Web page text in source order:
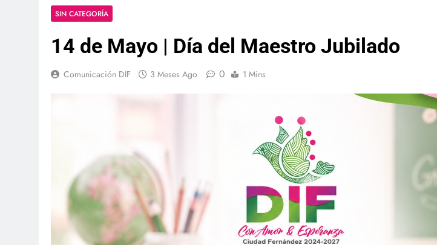
SIN CATEGORÍA
14 de Mayo | Día del Maestro Jubilado
Comunicación DIF 3 Meses Ago 0 1 Mins